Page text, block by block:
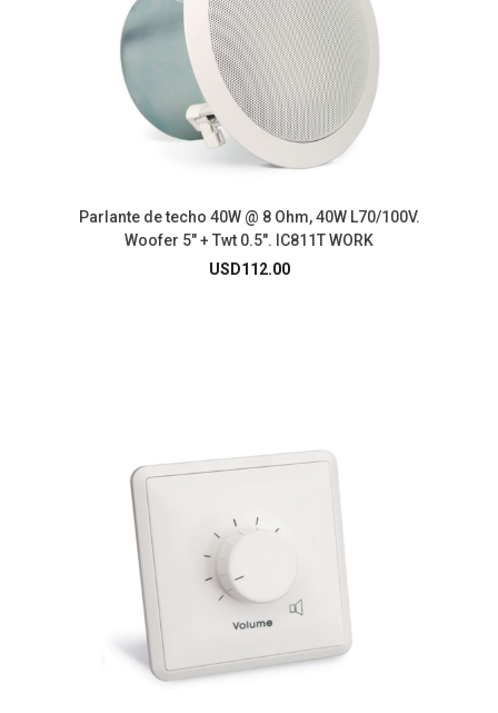
Parlante de techo 40W @ 8 Ohm, 40W L70/100V.
Woofer 5″ + Twt 0.5″. IC811T WORK
USD112.00